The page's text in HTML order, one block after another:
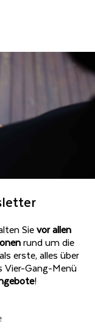
Sievor allen
rund um die
erste, alles über
Vier-Gang-Menü
!